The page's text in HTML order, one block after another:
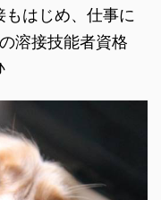
はじめ、仕事に
溶接技能者資格